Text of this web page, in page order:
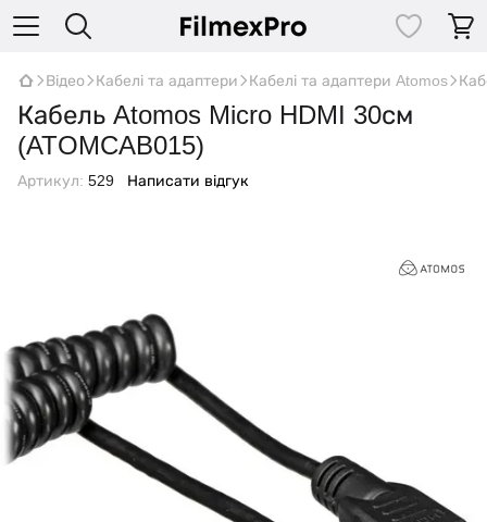
Відео Кабелі та адаптери Кабелі та адаптери Atomos
Кабель Atomos Micro HDMI 30см
(ATOMCAB015)
Артикул: 529 Написати відгук